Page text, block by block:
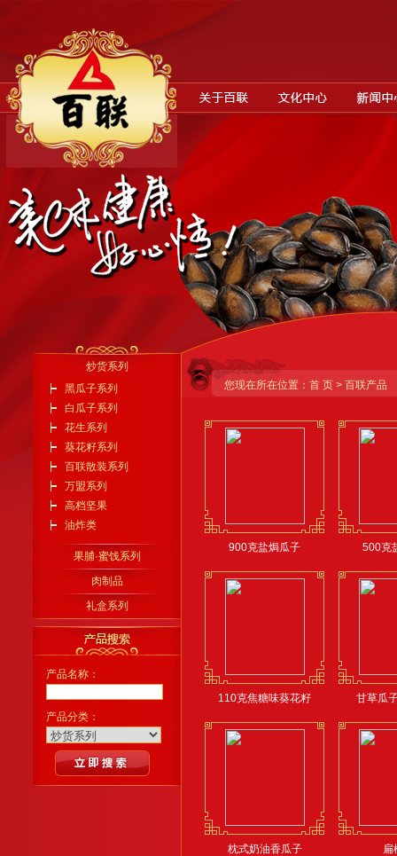
炒货系列
黑瓜子系列
白瓜子系列
花生系列
葵花籽系列
百联散装系列
万盟系列
高档坚果
油炸类
果脯·蜜饯系列
肉制品
礼盒系列
产品名称：
产品分类：
您现在所在位置：首 页 > 百联产品
900克盐焗瓜子 500克
110克焦糖味葵花籽 甘草瓜
枕式奶油香瓜子 扁